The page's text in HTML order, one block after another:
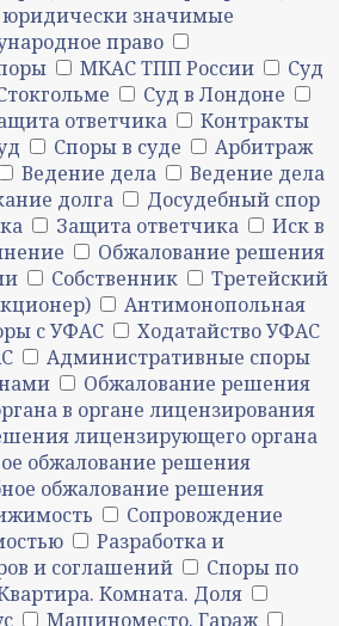
значимые
право
МКАС ТПП России
Суд
Суд в Лондоне
ответчика
Контракты
Споры в суде
Арбитраж
Ведение дела
Ведение дела
долга
Досудебный спор
Защита ответчика
Иск в
Обжалование решения
Собственник
Третейский
Антимонопольная
с УФАС
Ходатайство УФАС
Административные споры
Обжалование решения
в органе лицензирования
лицензирующего органа
обжалование решения
обжалование решения
Сопровождение
Разработка и
и соглашений
Споры по
Комната. Доля
Машиноместо. Гараж